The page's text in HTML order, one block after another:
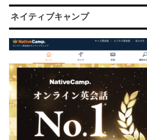
ネイティブキャンプ